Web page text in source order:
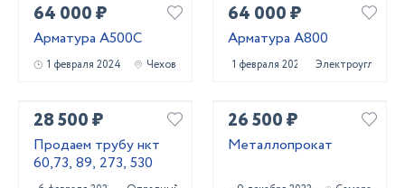
64 000 ₽
Арматура А500С
1 февраля 2024 Чехов
64 000 ₽
Арматура А800
1 февраля 2024 Электроугли
28 500 ₽
Продаем трубу нкт
60,73, 89, 273, 530
26 500 ₽
Металлопрокат